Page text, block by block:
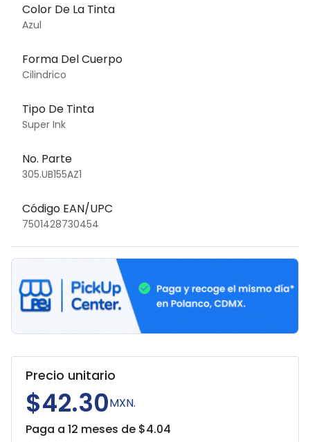
Color De La Tinta
Azul
Forma Del Cuerpo
Cilindrico
Tipo De Tinta
Super Ink
No. Parte
305.UB155AZ1
Código EAN/UPC
7501428730454
Precio unitario
$42.30MXN.
Paga a 12 meses de $4.04